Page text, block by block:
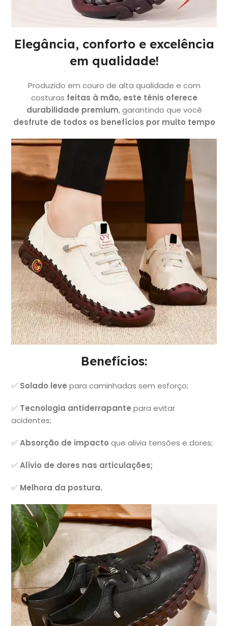
Elegância, conforto e excelência
em qualidade!
Produzido em couro de alta qualidade e com
costuras feitas à mão, este tênis oferece
durabilidade premium, garantindo que você
desfrute de todos os benefícios por muito tempo
Benefícios:
✅ Solado leve para caminhadas sem esforço;
✅ Tecnologia antiderrapante para evitar
acidentes;
✅Absorção de impacto que alivia tensões e dores;
✅Alívio de dores nas articulações;
✅ Melhora da postura.